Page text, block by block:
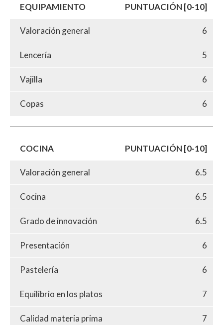
EQUIPAMIENTO PUNTUACIÓN [0-10]
Valoración general 6
Lencería 5
Vajilla 6
Copas 6
COCINA PUNTUACIÓN [0-10]
Valoración general 6.5
Cocina 6.5
Grado de innovación 6.5
Presentación 6
Pastelería 6
Equilibrio en los platos 7
Calidad materia prima 7